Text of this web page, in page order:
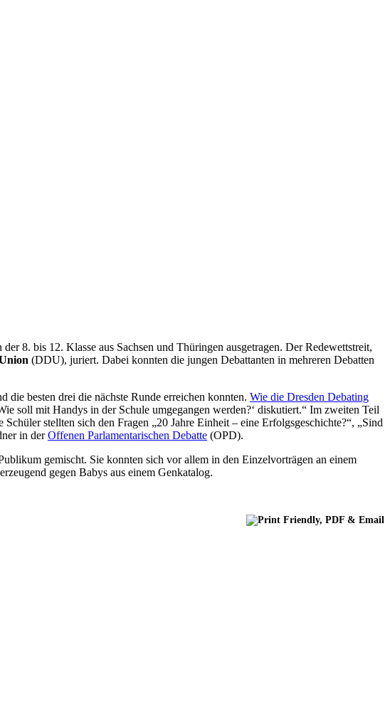
8. bis 12. Klasse aus Sachsen und Thüringen ausgetragen. Der Redewettstreit,
(DDU), juriert. Dabei konnten die jungen Debattanten in mehreren Debatten
die besten drei die nächste Runde erreichen konnten. Wie die Dresden Debating
soll mit Handys in der Schule umgegangen werden?‘ diskutiert.“ Im zweiten Teil
stellten sich den Fragen „20 Jahre Einheit – eine Erfolgsgeschichte?“, „Sind
in derOffenen Parlamentarischen Debatte (OPD).
gemischt. Sie konnten sich vor allem in den Einzelvorträgen an einem
gegen Babys aus einem Genkatalog.